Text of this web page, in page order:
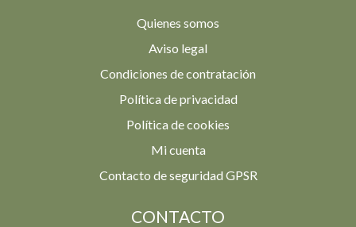
Quienes somos
Aviso legal
Condiciones de contratación
Política de privacidad
Política de cookies
Mi cuenta
Contacto de seguridad GPSR
CONTACTO